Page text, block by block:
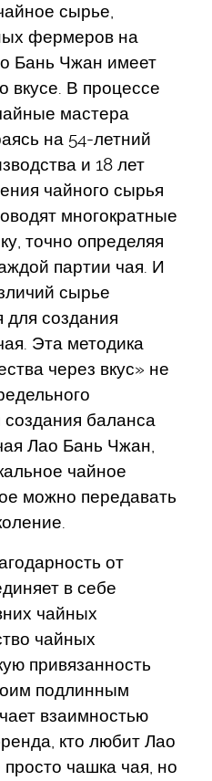
сырье,
фермеров на
Бань Чжан имеет
вкусе. В процессе
мастера
на 54-летний
и 18 лет
чайного сырья
многократные
точно определяя
партии чая. И
сырье
для создания
Эта методика
через вкус» не
баланса
Лао Бань Чжан,
чайное
можно передавать
от
в себе
чайных
чайных
привязанность
подлинным
взаимностью
кто любит Лао
чашка чая, но